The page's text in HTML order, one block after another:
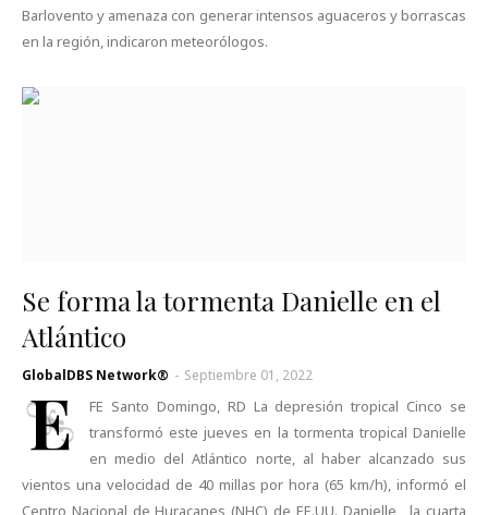
Barlovento y amenaza con generar intensos aguaceros y borrascas
en la región, indicaron meteorólogos.
Se forma la tormenta Danielle en el
Atlántico
GlobalDBS Network® - Septiembre 01, 2022
E
FE Santo Domingo, RD La depresión tropical Cinco se
transformó este jueves en la tormenta tropical Danielle
en medio del Atlántico norte, al haber alcanzado sus
vientos una velocidad de 40 millas por hora (65 km/h), informó el
Centro Nacional de Huracanes (NHC) de EE.UU. Danielle, la cuarta